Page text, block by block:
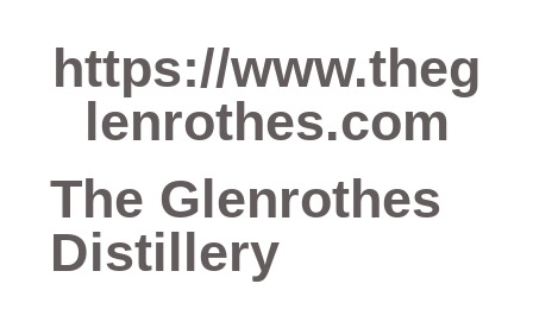
https://www.theg
lenrothes.com
The Glenrothes
Distillery